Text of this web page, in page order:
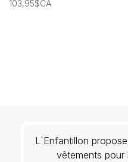
103,95$CA
L`Enfantillon
vêtements pour